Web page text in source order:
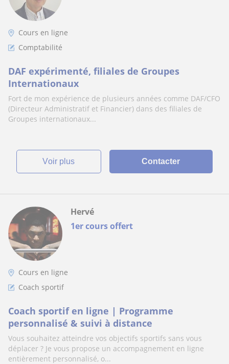
Cours en ligne
Comptabilité
DAF expérimenté, filiales de Groupes
Internationaux
Fort de mon expérience de plusieurs années comme DAF/CFO
(Directeur Administratif et Financier) dans des filiales de
Groupes internationaux...
voir plus Contacter
1er cours offert
Hervé
Cours en ligne
Coach sportif
Coach sportif en ligne | Programme
personnalisé & suivi à distance
Vous souhaitez atteindre vos objectifs sportifs sans vous
déplacer ? Je vous propose un accompagnement en ligne
entièrement personnalisé, o...